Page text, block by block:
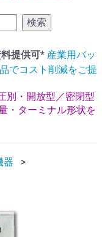
検索
提供可* 産業用バッ
でコスト削減をご提
別・開放型／密閉型
・ターミナル形状を
器